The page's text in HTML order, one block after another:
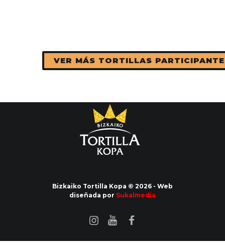
VER MÁS TORTILLAS
Bizkaiko Tortilla Kopa © 2026 - Web
diseñada por Sukalmedia